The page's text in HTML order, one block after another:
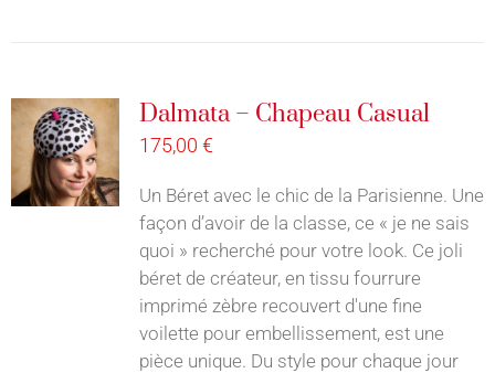
Dalmata – Chapeau Casual
175,00 €
Un Béret avec le chic de la Parisienne. Une
façon d’avoir de la classe, ce « je ne sais
quoi » recherché pour votre look. Ce joli
béret de créateur, en tissu fourrure
imprimé zèbre recouvert d'une fine
voilette pour embellissement, est une
pièce unique. Du style pour chaque jour